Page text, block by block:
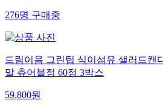
276명 구매중
드림이음 그린팁 식이섬유 샐러드캔
말 츄어블정 60정 3박스
59,800원